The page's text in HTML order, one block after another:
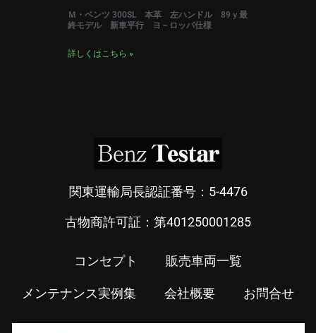
Ｍ・ベンツ 300SL 本革 左ハンドル 89ｙ最
終モデル 新車平行 ヨ－ロッパ仕様
詳しくはこちら »
関東運輸局長認証番号：5-4476
古物商許可証：第401250001285
コンセプト 販売車両一覧
メンテナンス実例集 会社概要 お問合せ